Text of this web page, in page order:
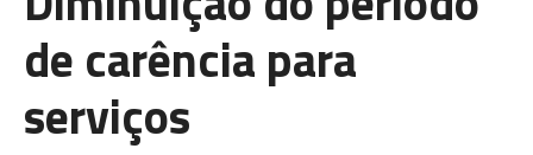
de carência para
serviços